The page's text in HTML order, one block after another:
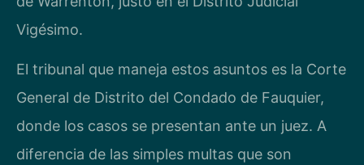
Vigésimo.
El tribunal que maneja estos asuntos es la Corte
General de Distrito del Condado de Fauquier,
donde los casos se presentan ante un juez. A
diferencia de las simples multas que son